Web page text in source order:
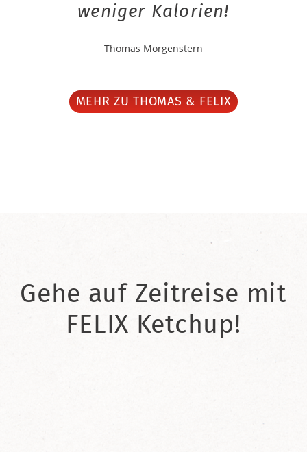
weniger Kalorien!
Thomas Morgenstern
MEHR ZU THOMAS & FELIX
Gehe auf Zeitreise mit
FELIX Ketchup!